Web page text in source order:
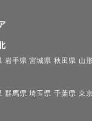
岩手県 宮城県 秋田県 山
群馬県 埼玉県 千葉県 東